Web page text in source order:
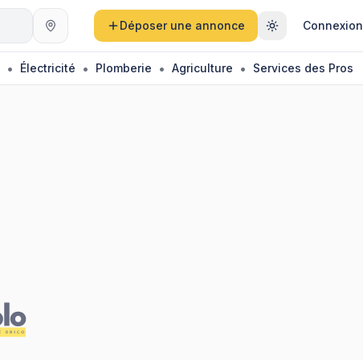
Déposer une annonce Connexion
• Électricité • Plomberie • Agriculture • Services des Pros